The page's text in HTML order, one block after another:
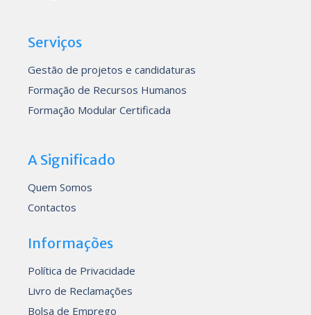
Serviços
Gestão de projetos e candidaturas
Formação de Recursos Humanos
Formação Modular Certificada
A Significado
Quem Somos
Contactos
Informações
Política de Privacidade
Livro de Reclamações
Bolsa de Emprego